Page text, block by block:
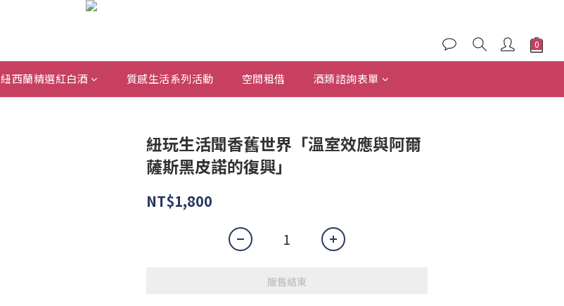
紐西蘭精選紅白酒 質感生活系列活動 空間租借 酒類諮詢表單
紐玩生活聞香舊世界「溫室效應與阿爾
薩斯黑皮諾的復興」
NT$1,800
販售結束